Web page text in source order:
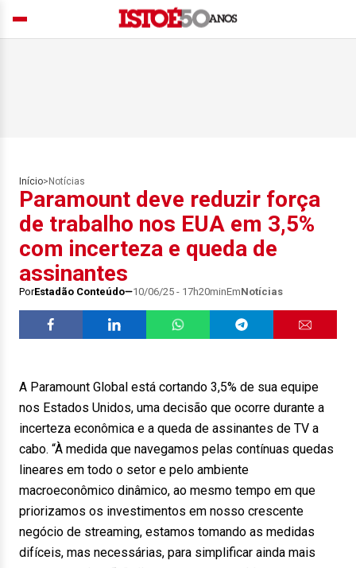
Início> Notícias
Paramount deve reduzir força
de trabalho nos EUA em 3,5%
com incerteza e queda de
assinantes
PorEstadão Conteúdo 10/06/25 - 17h20minEmNotícias
A Paramount Global está cortando 3,5% de sua equipe
nos Estados Unidos, uma decisão que ocorre durante a
incerteza econômica e a queda de assinantes de TV a
cabo. “À medida que navegamos pelas contínuas quedas
lineares em todo o setor e pelo ambiente
macroeconômico dinâmico, ao mesmo tempo em que
priorizamos os investimentos em nosso crescente
negócio de streaming, estamos tomando as medidas
difíceis, mas necessárias, para simplificar ainda mais